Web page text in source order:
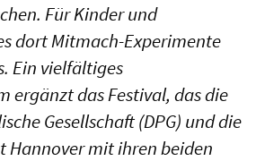
Für Kinder und
dort Mitmach-Experimente
Ein vielfältiges
ergänzt das Festival, das die
Gesellschaft (DPG) und die
Hannover mit ihren beiden